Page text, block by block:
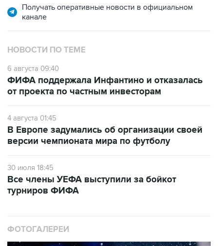
Получать оперативные новости в официальном
канале
НОВОСТИ ПО ТЕМЕ
6 августа 09:40
ФИФА поддержала Инфантино и отказалась
от проекта по частным инвесторам
4 августа 01:45
В Европе задумались об организации своей
версии чемпионата мира по футболу
30 июля 18:45
Все члены УЕФА выступили за бойкот
турниров ФИФА
ФОТОГАЛЕРЕИ